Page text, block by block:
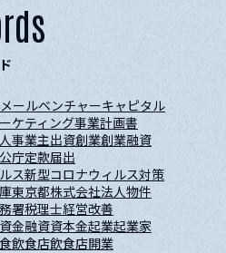
ールベンチャーキャピタル
ケティング事業計画書
事業主出資創業創業融資
庁定款届出
ス新型コロナウィルス対策
東京都株式会社法人物件
署税理士経営改善
金融資資本金起業起業家
飲食店飲食店開業